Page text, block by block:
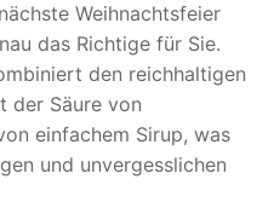
Weihnachtsfeier
das Richtige für Sie.
den reichhaltigen
der Säure von
einfachem Sirup, was
und unvergesslichen